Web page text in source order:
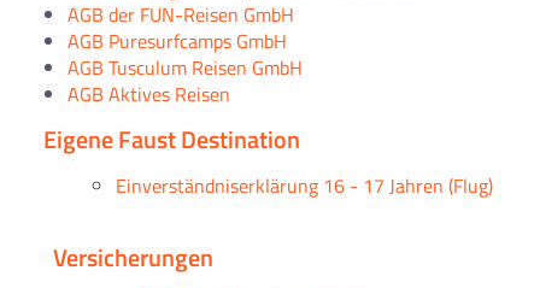
AGB der FUN-Reisen GmbH
AGB Puresurfcamps GmbH
AGB Tusculum Reisen GmbH
AGB Aktives Reisen
Eigene Faust Destination
Einverständniserklärung 16 - 17 Jahren (Flug)
Versicherungen